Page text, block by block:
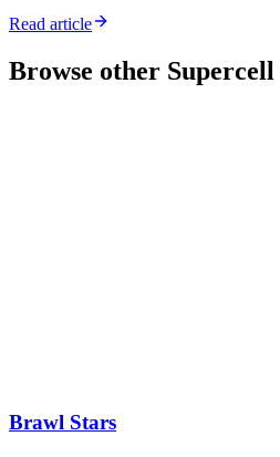
Read article
Browse other Supercell
Brawl Stars